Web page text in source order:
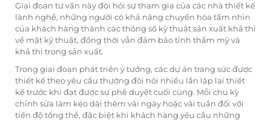
Giai đoạn tư vấn này đòi hỏi sự tham gia của các nhà thiết kế
lành nghề, những người có khả năng chuyển hóa tầm nhìn
của khách hàng thành các thông số kỹ thuật sản xuất khả thi
về mặt kỹ thuật, đồng thời vẫn đảm bảo tính thẩm mỹ và
khả thi trong sản xuất.
Trong giai đoạn phát triển ý tưởng, các dự án trang sức được
thiết kế theo yêu cầu thường đòi hỏi nhiều lần lặp lại thiết
kế trước khi đạt được sự phê duyệt cuối cùng. Mỗi chu kỳ
chỉnh sửa làm kéo dài thêm vài ngày hoặc vài tuần đối với
tiến độ tổng thể, đặc biệt khi khách hàng yêu cầu những